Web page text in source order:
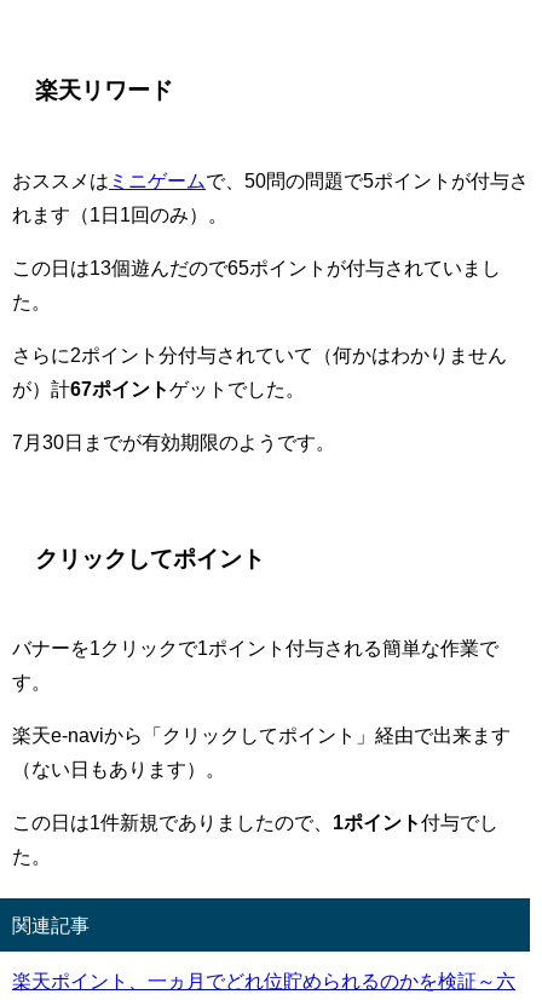
楽天リワード
おススメは ミニゲームで、50問の問題で5ポイントが付与さ
れます（1日1回のみ）。
この日は13個遊んだので65ポイントが付与されていまし
た。
さらに2ポイント分付与されていて（何かはわかりません
が）計67ポイントゲットでした。
7月30日までが有効期限のようです。
クリックしてポイント
バナーを1クリックで1ポイント付与される簡単な作業で
す。
楽天e-naviから「クリックしてポイント」経由で出来ます
（ない日もあります）。
この日は1件新規でありましたので、 1ポイント付与でし
た。
関連記事
楽天ポイント、一ヵ月でどれ位貯められるのかを検証～六